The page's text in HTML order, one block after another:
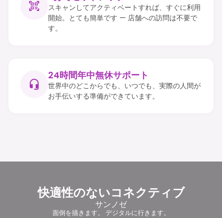
スキャンしてアクティベートすれば、すぐに利用
開始。とても簡単です — 店舗への訪問は不要で
す。
24時間年中無休サポート
世界中のどこからでも、いつでも、実際の人間が
お手伝いする準備ができています。
快適性のないコネクティブ
サンノゼ
面倒を描きます。 デジタルに行きます。